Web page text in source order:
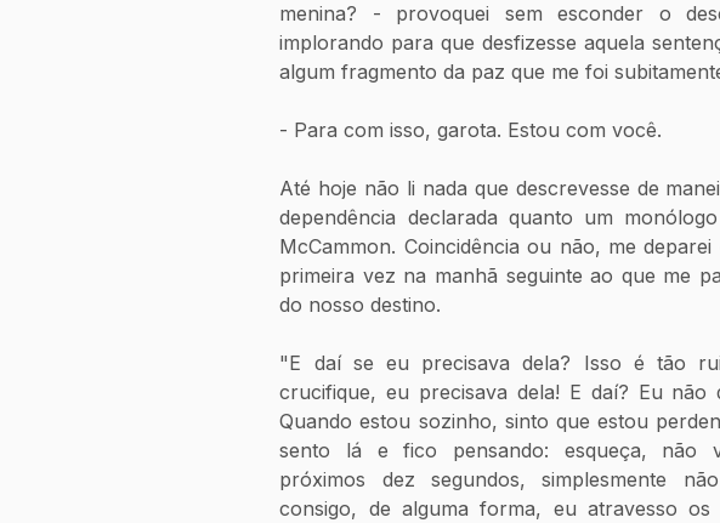
menina? - provoquei sem esconder o
implorando para que desfizesse aquela
algum fragmento da paz que me foi
- Para com isso, garota. Estou com você.
Até hoje não li nada que descrevesse de
dependência declarada quanto um
McCammon. Coincidência ou não, me
primeira vez na manhã seguinte ao que me
do nosso destino.
"E daí se eu precisava dela? Isso é tão
crucifique, eu precisava dela! E daí? Eu não
Quando estou sozinho, sinto que estou
sento lá e fico pensando: esqueça, não
próximos dez segundos, simplesmente
consigo, de alguma forma, eu atravesso os